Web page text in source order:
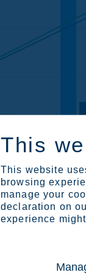
This
This website
browsing
manage your
declaration on
experience